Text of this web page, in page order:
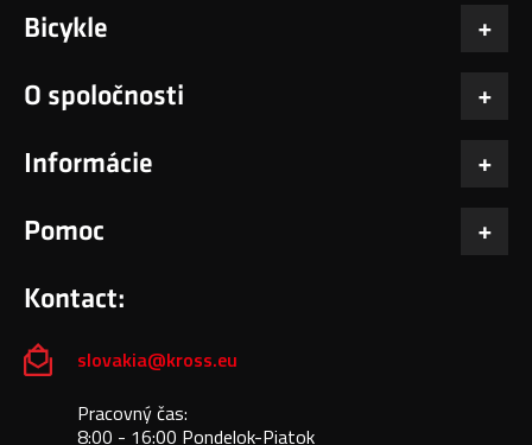
Bicykle
O spoločnosti
Informácie
Pomoc
Kontact:
slovakia@kross.eu
Pracovný čas:
8:00 - 16:00 Pondelok-Piatok